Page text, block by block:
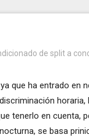
de split a
que ha entrado en
tenerlo en cuenta,
se basa